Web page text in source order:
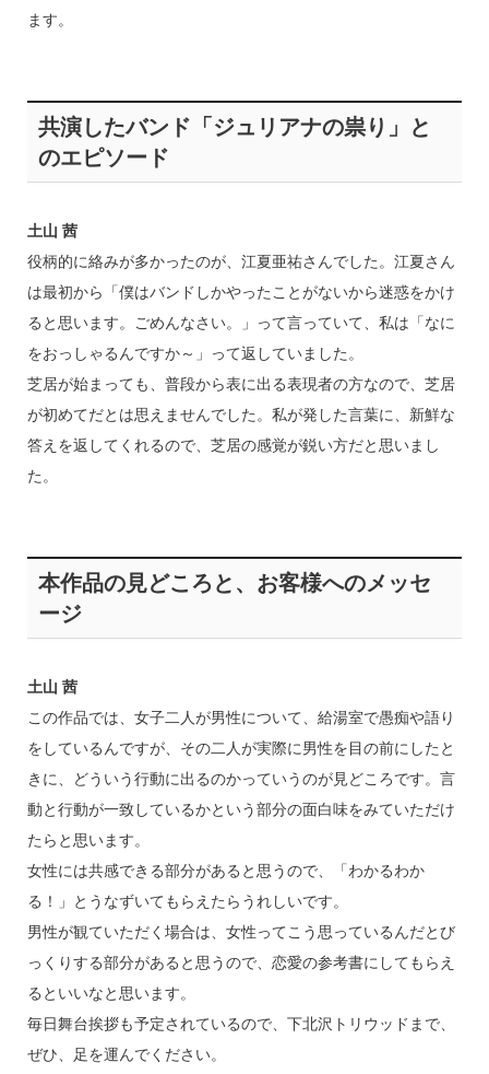
ます。
共演したバンド「ジュリアナの祟り」と
のエピソード
土山 茜
役柄的に絡みが多かったのが、江夏亜祐さんでした。江夏さん
は最初から「僕はバンドしかやったことがないから迷惑をかけ
ると思います。ごめんなさい。」って言っていて、私は「なに
をおっしゃるんですか～」って返していました。
芝居が始まっても、普段から表に出る表現者の方なので、芝居
が初めてだとは思えませんでした。私が発した言葉に、新鮮な
答えを返してくれるので、芝居の感覚が鋭い方だと思いまし
た。
本作品の見どころと、お客様へのメッセ
ージ
土山 茜
この作品では、女子二人が男性について、給湯室で愚痴や語り
をしているんですが、その二人が実際に男性を目の前にしたと
きに、どういう行動に出るのかっていうのが見どころです。言
動と行動が一致しているかという部分の面白味をみていただけ
たらと思います。
女性には共感できる部分があると思うので、「わかるわか
る！」とうなずいてもらえたらうれしいです。
男性が観ていただく場合は、女性ってこう思っているんだとび
っくりする部分があると思うので、恋愛の参考書にしてもらえ
るといいなと思います。
毎日舞台挨拶も予定されているので、下北沢トリウッドまで、
ぜひ、足を運んでください。